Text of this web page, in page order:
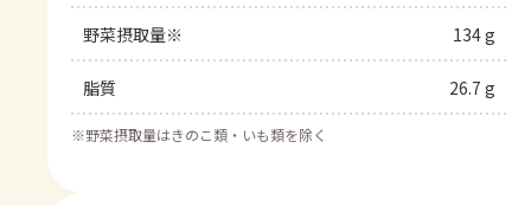
野菜摂取量※ 134 g
脂質 26.7 g
※野菜摂取量はきのこ類・いも類を除く